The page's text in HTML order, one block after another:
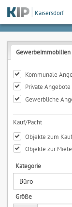
Kaisersdorf
Gewerbeimmobilien
Kommunale
Private Angebote
Gewerbliche
Kauf/Pacht
Objekte zum Kauf
Objekte zur
Kategorie
Büro
Größe